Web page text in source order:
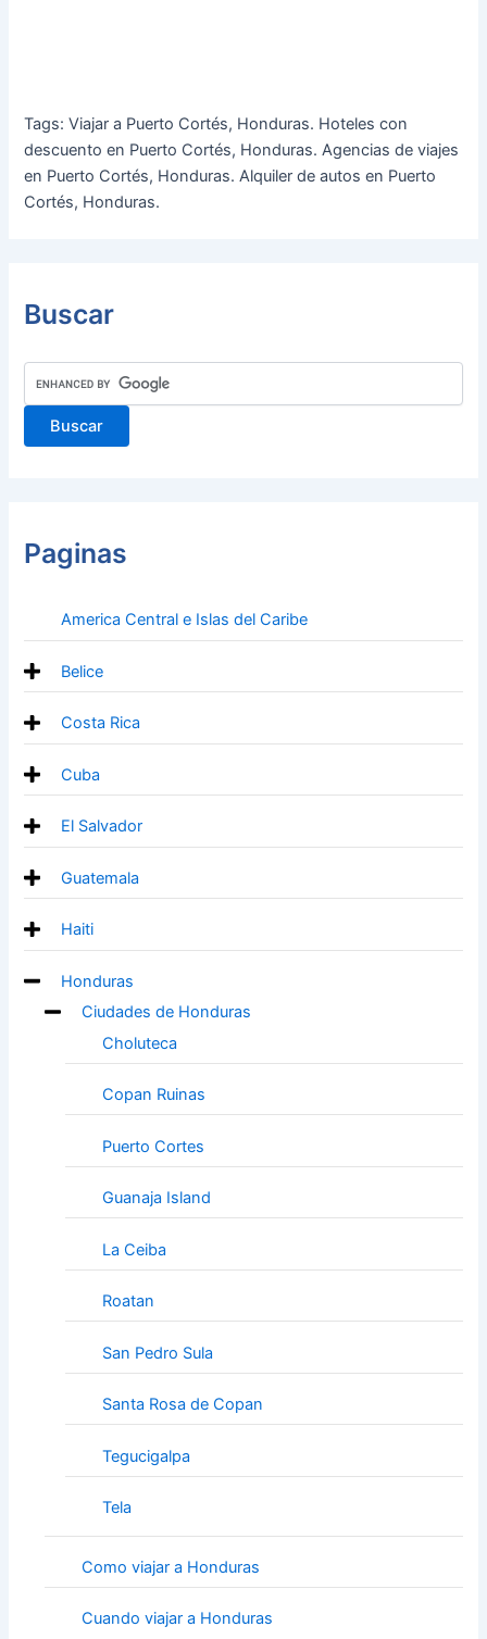
Tags: Viajar a Puerto Cortés, Honduras. Hoteles con
descuento en Puerto Cortés, Honduras. Agencias de viajes
en Puerto Cortés, Honduras. Alquiler de autos en Puerto
Cortés, Honduras.
Buscar
Paginas
America Central e Islas del Caribe
Belice
Costa Rica
Cuba
El Salvador
Guatemala
Haiti
Honduras
Ciudades de Honduras
Choluteca
Copan Ruinas
Puerto Cortes
Guanaja Island
La Ceiba
Roatan
San Pedro Sula
Santa Rosa de Copan
Tegucigalpa
Tela
Como viajar a Honduras
Cuando viajar a Honduras